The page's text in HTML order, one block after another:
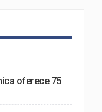
oferece 75